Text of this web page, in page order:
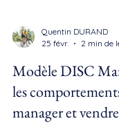
25 févr.
2 min de
Modèle DISC